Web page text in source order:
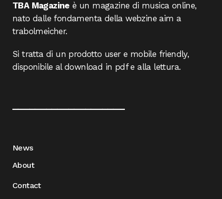
TBA Magazine è un magazine di musica online,
nato dalle fondamenta della webzine aim a
trabolmeicher.
Si tratta di un prodotto user e mobile friendly,
disponibile al download in pdf e alla lettura.
News
About
Contact